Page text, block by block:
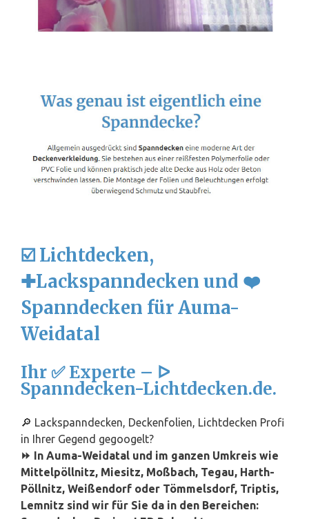
☑️ Lichtdecken,
✚Lackspanndecken und ❤️
Spanndecken für Auma-
Weidatal
Ihr ✅ Experte – ᐅ
Spanndecken-Lichtdecken.de.
🔎 Lackspanndecken, Deckenfolien, Lichtdecken Profi
in Ihrer Gegend gegoogelt?
⏩ In Auma-Weidatal und im ganzen Umkreis wie
Mittelpöllnitz, Miesitz, Moßbach, Tegau, Harth-
Pöllnitz, Weißendorf oder Tömmelsdorf, Triptis,
Lemnitz sind wir für Sie da in den Bereichen: